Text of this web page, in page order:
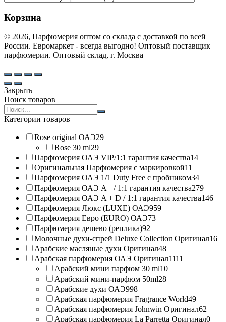
Корзина
© 2026, Парфюмерия оптом со склада с доставкой по всей
России. Евромаркет - всегда выгодно! Оптовый поставщик
парфюмерии. Оптовый склад, г. Москва
Закрыть
Поиск товаров
Search
products:
Категории товаров
Rose original ОАЭ29
Rose 30 ml29
Парфюмерия ОАЭ VIP/1:1 гарантия качества14
Оригинальная Парфюмерия с маркировкой11
Парфюмерия ОАЭ 1/1 Duty Free с пробником34
Парфюмерия ОАЭ A+ / 1:1 гарантия качества279
Парфюмерия ОАЭ A + D / 1:1 гарантия качества146
Парфюмерия Люкс (LUXE) ОАЭ959
Парфюмерия Евро (EURO) ОАЭ73
Парфюмерия дешево (реплика)92
Молочные духи-спрей Deluxe Collection Оригинал16
Арабские масляные духи Оригинал48
Арабская парфюмерия ОАЭ Оригинал1111
Арабский мини парфюм 30 ml10
Арабский мини-парфюм 50ml28
Арабские духи ОАЭ998
Арабская парфюмерия Fragrance World49
Арабская парфюмерия Johnwin Оригинал62
Арабская парфюмерия La Parretta Оригинал0